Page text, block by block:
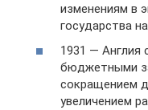
изменениям в
государства
1931 — Англия
бюджетными
сокращением
увеличением